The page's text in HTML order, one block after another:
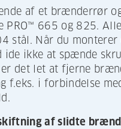
af et brænderrør
PRO™ 665 og 825.
stål. Når du monterer
ide ikke at spænde
er det let at fjerne
f.eks. i forbindelse
af slidte